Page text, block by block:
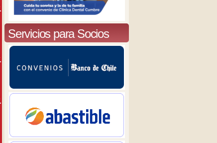
Servicios para Socios